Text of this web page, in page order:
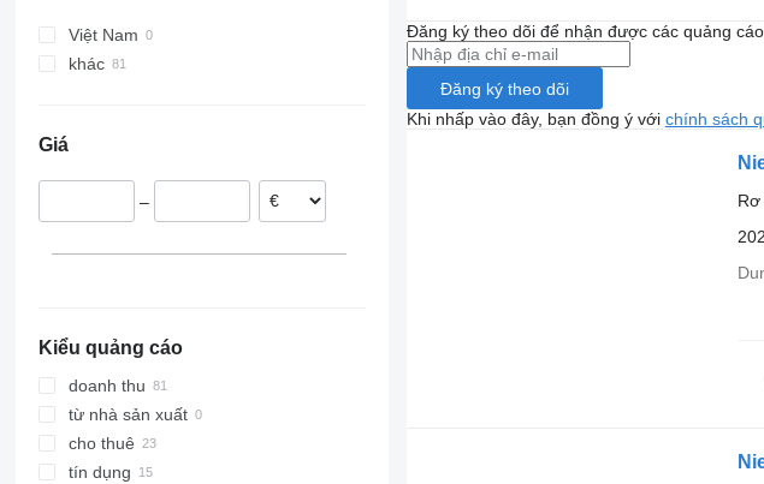
Việt Nam
khác
Giá
–
Kiểu quảng cáo
doanh thu
từ nhà sản xuất
cho thuê
tín dụng
Đăng ký theo dõi để nhận được các quảng
Đăng ký theo dõi
Khi nhấp vào đây, bạn đồng ý với chính sách
Rơ